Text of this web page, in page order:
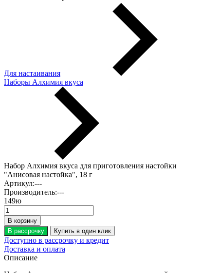
Для настаивания
Наборы Алхимия вкуса
Набор Алхимия вкуса для приготовления настойки
"Анисовая настойка", 18 г
Артикул:---
Производитель:---
149ю
В корзину
В рассрочку
Купить в один клик
Доступно в рассрочку и кредит
Доставка и оплата
Описание